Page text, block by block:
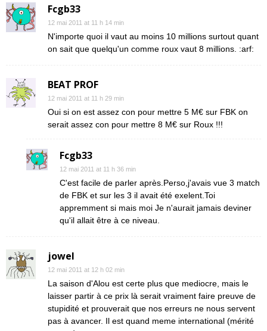
Fcgb33
12 mai 2011 at 11 h 14 min
N'importe quoi il vaut au moins 10 millions surtout quant
on sait que quelqu'un comme roux vaut 8 millions. :arf:
BEAT PROF
12 mai 2011 at 11 h 29 min
Oui si on est assez con pour mettre 5 M€ sur FBK on
serait assez con pour mettre 8 M€ sur Roux !!!
Fcgb33
12 mai 2011 at 11 h 36 min
C'est facile de parler après.Perso,j'avais vue 3 match
de FBK et sur les 3 il avait été exelent.Toi
appremment si mais moi Je n'aurait jamais deviner
qu'il allait être à ce niveau.
jowel
12 mai 2011 at 12 h 02 min
La saison d'Alou est certe plus que mediocre, mais le
laisser partir à ce prix là serait vraiment faire preuve de
stupidité et prouverait que nos erreurs ne nous servent
pas à avancer. Il est quand meme international (mérité